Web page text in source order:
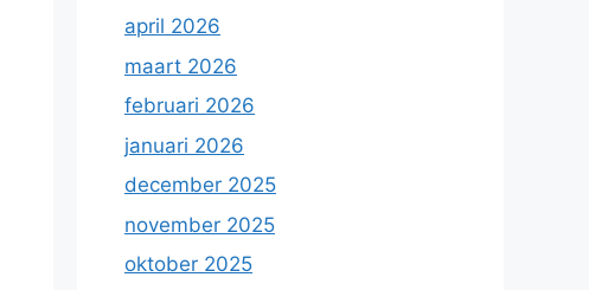
april 2026
maart 2026
februari 2026
januari 2026
december 2025
november 2025
oktober 2025